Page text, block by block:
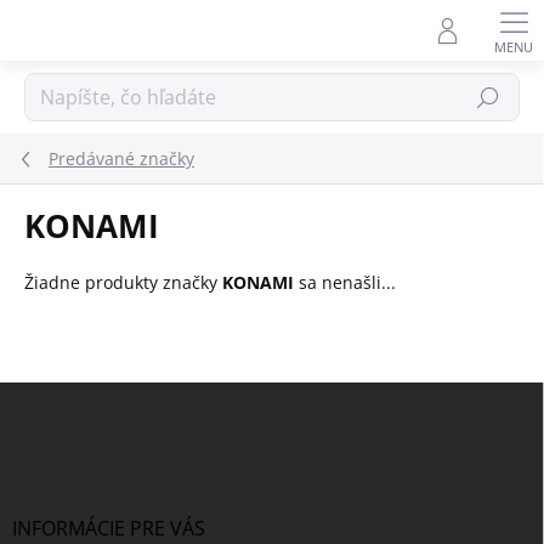
Hľadať
Predávané značky
KONAMI
Žiadne produkty značky KONAMI sa nenašli...
INFORMÁCIE PRE VÁS